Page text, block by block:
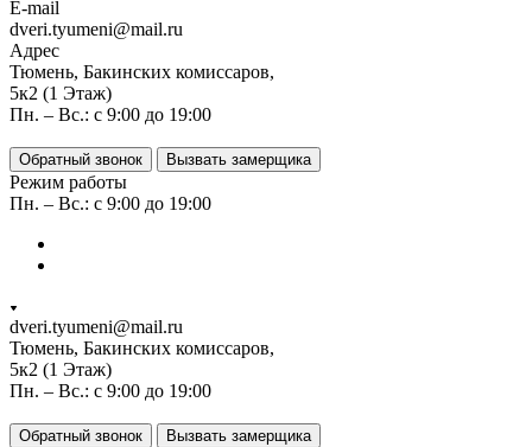
E-mail
dveri.tyumeni@mail.ru
Адрес
Тюмень, Бакинских комиссаров,
5к2 (1 Этаж)
Пн. – Вс.: с 9:00 до 19:00
Обратный звонок Вызвать замерщика
Режим работы
Пн. – Вс.: с 9:00 до 19:00
dveri.tyumeni@mail.ru
Тюмень, Бакинских комиссаров,
5к2 (1 Этаж)
Пн. – Вс.: с 9:00 до 19:00
Обратный звонок Вызвать замерщика